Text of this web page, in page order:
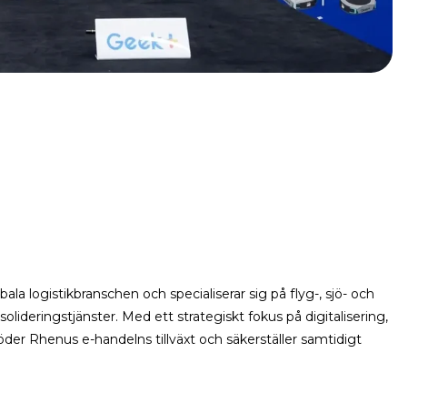
logistikbranschen och specialiserar sig på flyg-, sjö- och
Med ett strategiskt fokus på digitalisering,
Rhenus e-handelns tillväxt och säkerställer samtidigt